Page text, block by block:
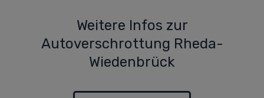
Weitere Infos zur
Autoverschrottung Rheda-
Wiedenbrück